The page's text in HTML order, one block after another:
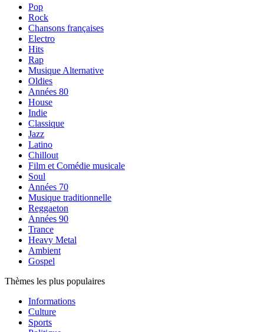
Pop
Rock
Chansons françaises
Electro
Hits
Rap
Musique Alternative
Oldies
Années 80
House
Indie
Classique
Jazz
Latino
Chillout
Film et Comédie musicale
Soul
Années 70
Musique traditionnelle
Reggaeton
Années 90
Trance
Heavy Metal
Ambient
Gospel
Thèmes les plus populaires
Informations
Culture
Sports